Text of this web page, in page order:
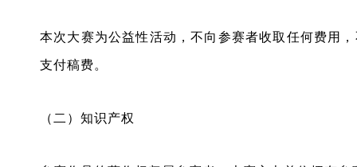
本次大赛为公益性活动，不向参赛者收取任何费用
支付稿费。
（二）知识产权